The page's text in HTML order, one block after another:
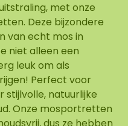
met onze
Deze bijzondere
van echt mos in
niet alleen een
leuk om als
Perfect voor
stijlvolle, natuurlijke
Onze mosportretten